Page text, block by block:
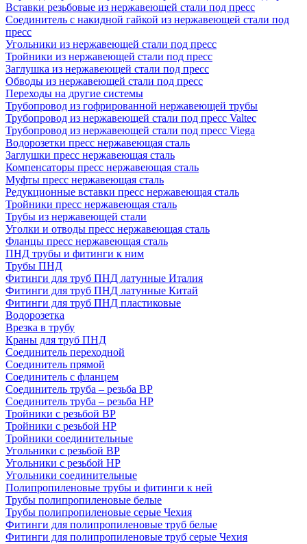
Вставки резьбовые из нержавеющей стали под пресс
Соединитель с накидной гайкой из нержавеющей стали под
пресс
Угольники из нержавеющей стали под пресс
Тройники из нержавеющей стали под пресс
Заглушка из нержавеющей стали под пресс
Обводы из нержавеющей стали под пресс
Переходы на другие системы
Трубопровод из гофрированной нержавеющей трубы
Трубопровод из нержавеющей стали под пресс Valtec
Трубопровод из нержавеющей стали под пресс Viega
Водорозетки пресс нержавеющая сталь
Заглушки пресс нержавеющая сталь
Компенсаторы пресс нержавеющая сталь
Муфты пресс нержавеющая сталь
Редукционные вставки пресс нержавеющая сталь
Тройники пресс нержавеющая сталь
Трубы из нержавеющей стали
Уголки и отводы пресс нержавеющая сталь
Фланцы пресс нержавеющая сталь
ПНД трубы и фитинги к ним
Трубы ПНД
Фитинги для труб ПНД латунные Италия
Фитинги для труб ПНД латунные Китай
Фитинги для труб ПНД пластиковые
Водорозетка
Врезка в трубу
Краны для труб ПНД
Соединитель переходной
Соединитель прямой
Соединитель с фланцем
Соединитель труба – резьба ВР
Соединитель труба – резьба НР
Тройники с резьбой ВР
Тройники с резьбой НР
Тройники соединительные
Угольники с резьбой ВР
Угольники с резьбой НР
Угольники соединительные
Полипропиленовые трубы и фитинги к ней
Трубы полипропиленовые белые
Трубы полипропиленовые серые Чехия
Фитинги для полипропиленовые труб белые
Фитинги для полипропиленовые труб серые Чехия